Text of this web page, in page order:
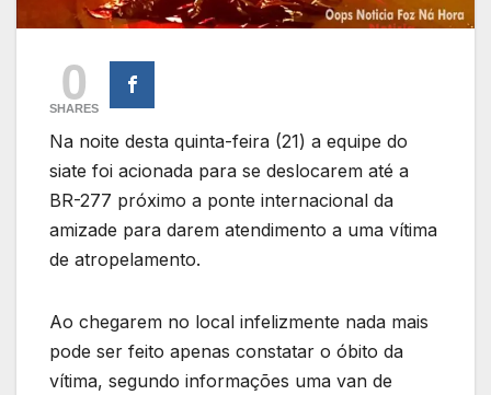
0
SHARES
Na noite desta quinta-feira (21) a equipe do
siate foi acionada para se deslocarem até a
BR-277 próximo a ponte internacional da
amizade para darem atendimento a uma vítima
de atropelamento.
Ao chegarem no local infelizmente nada mais
pode ser feito apenas constatar o óbito da
vítima, segundo informações uma van de